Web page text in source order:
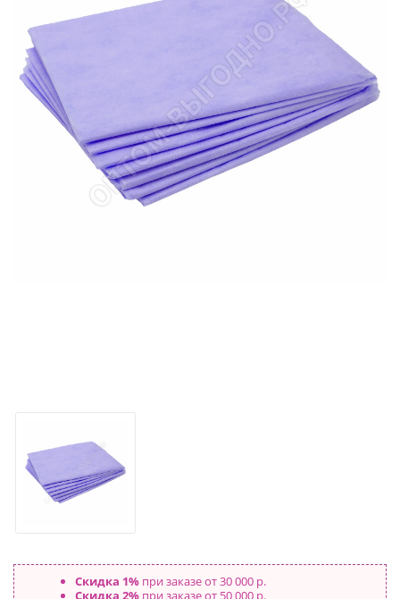
Скидка 1%при заказе от 30 000 р.
Скидка 2%при заказе от 50 000 р.